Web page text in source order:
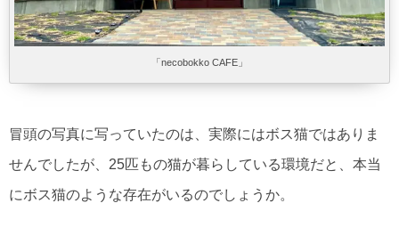
「necobokko CAFE」
冒頭の写真に写っていたのは、実際にはボス猫ではありま
せんでしたが、25匹もの猫が暮らしている環境だと、本当
にボス猫のような存在がいるのでしょうか。